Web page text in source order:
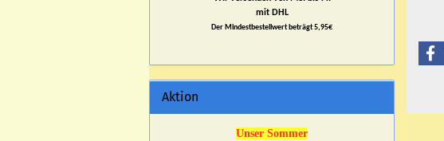
mit DHL
Der Mindestbestellwert beträgt 5,95€
Aktion
Unser Sommer